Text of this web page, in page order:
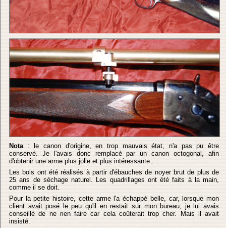
Nota: le canon d'origine, en trop mauvais état, n'a pas pu être
conservé. Je l'avais donc remplacé par un canon octogonal, afin
d'obtenir une arme plus jolie et plus intéressante.
Les bois ont été réalisés à partir d'ébauches de noyer brut de plus de
25 ans de séchage naturel. Les quadrillages ont été faits à la main,
comme il se doit.
Pour la petite histoire, cette arme l'a échappé belle, car, lorsque mon
client avait posé le peu qu'il en restait sur mon bureau, je lui avais
conseillé de ne rien faire car cela coûterait trop cher. Mais il avait
insisté.